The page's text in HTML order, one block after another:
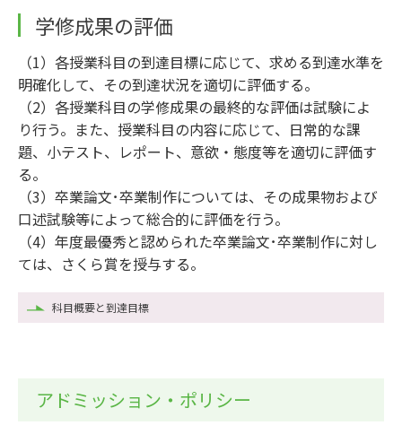
学修成果の評価
（1）各授業科目の到達目標に応じて、求める到達水準を
明確化して、その到達状況を適切に評価する。
（2）各授業科目の学修成果の最終的な評価は試験によ
り行う。また、授業科目の内容に応じて、日常的な課
題、小テスト、レポート、意欲・態度等を適切に評価す
る。
（3）卒業論文･卒業制作については、その成果物および
口述試験等によって総合的に評価を行う。
（4）年度最優秀と認められた卒業論文･卒業制作に対し
ては、さくら賞を授与する。
科目概要と到達目標
アドミッション・ポリシー